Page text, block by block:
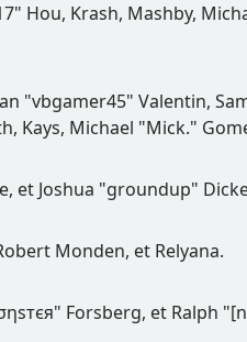
Hou, Krash, Mashby,
"vbgamer45" Valentin,
Kays, Michael "Mick."
et Joshua "groundup"
Monden, et Relyana.
Forsberg, et Ralph